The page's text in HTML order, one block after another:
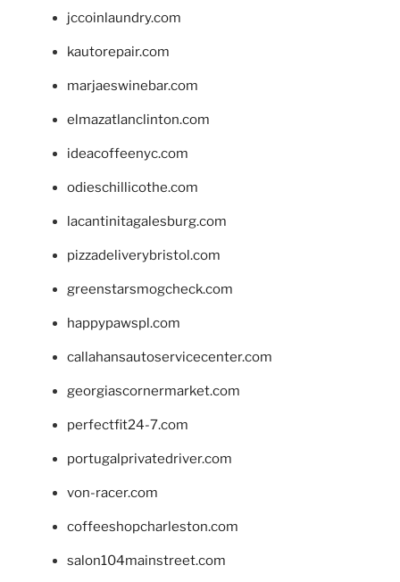
jccoinlaundry.com
kautorepair.com
marjaeswinebar.com
elmazatlanclinton.com
ideacoffeenyc.com
odieschillicothe.com
lacantinitagalesburg.com
pizzadeliverybristol.com
greenstarsmogcheck.com
happypawspl.com
callahansautoservicecenter.com
georgiascornermarket.com
perfectfit24-7.com
portugalprivatedriver.com
von-racer.com
coffeeshopcharleston.com
salon104mainstreet.com